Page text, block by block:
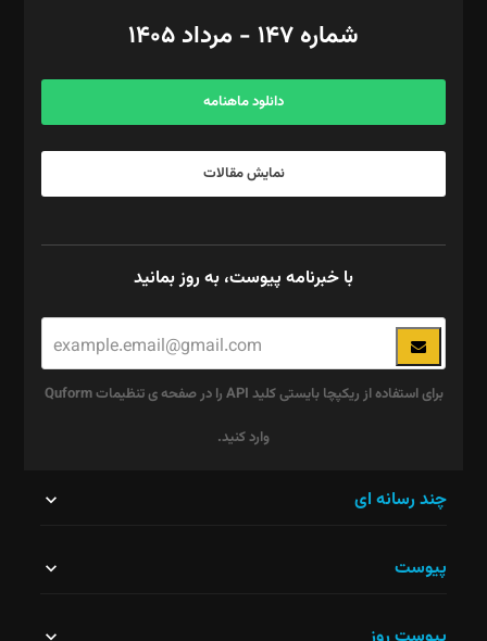
آگهی و مشترکین: ۰۹۱۹۹۹۹۰۴۵۴
شماره ۱۴۷ - مرداد ۱۴۰۵
دانلود ماهنامه
نمایش مقالات
با خبرنامه پیوست، به روز بمانید
برای استفاده از ریکپچا بایستی کلید API را در صفحه ی تنظیمات Quform
وارد کنید.
نباید
چند رسانه ای
پیوست